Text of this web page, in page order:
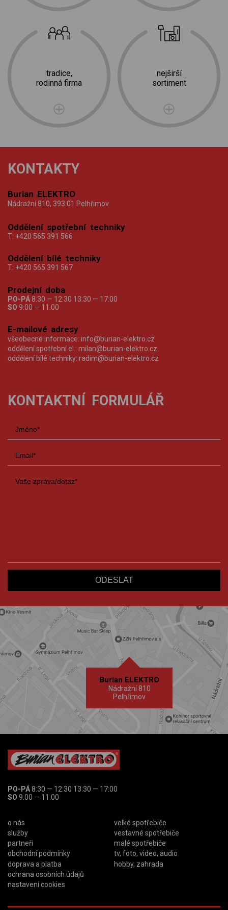
tradice,
rodinná firma
nejširší
sortiment
KONTAKTY
Burian ELEKTRO
Nádražní 810, 393 01 Pelhřimov
Oddělení spotřební techniky
T: +420 565 391 566
Oddělení bílé techniky
T: +420 565 391 567
Prodejní doba
PO-PÁ 8:30 — 12:30 13:30 — 17:00
SO 9:00 — 11:00
E-mailové adresy
všeobecné informace: info@burian-elektro.cz
oddělení spotřební el.: milan@burian-elektro.cz
oddělení bílé techniky: radim@burian-elektro.cz
KONTAKTNÍ FORMULÁŘ
Burian ELEKTRO
Nádražní 810
Pelhřimov
PO-PÁ8:30 — 12:30 13:30 — 17:00
SO 9:00 — 11:00
o nás
služby
partneři
obchodní podmínky
doprava a platba
ochrana osobních údajů
nastavení cookies
velké spotřebiče
vestavné spotřebiče
malé spotřebiče
tv, foto, video, audio
hobby, zahrada